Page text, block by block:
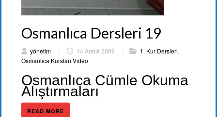
Osmanlıca Dersleri 19
yönetim / 14 Aralık 2009 / 1. Kur Dersleri
Osmanlıca Kursları Video
Osmanlıca Cümle Okuma
Alıştırmaları
READ MORE